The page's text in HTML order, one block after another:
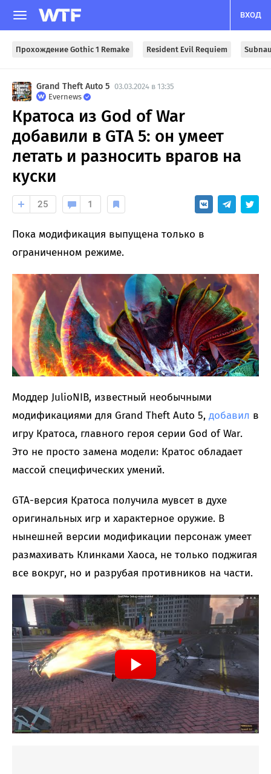
ВХОД
Прохождение Gothic 1 Remake Resident Evil Requiem
Grand Theft Auto 5 03.03.2024 в 13:35
Evernews
Кратоса из God of War
добавили в GTA 5: он умеет
летать и разносить врагов на
куски
25 1
Пока модификация выпущена только в
ограниченном режиме.
Моддер JulioNIB, известный необычными
модификациями для Grand Theft Auto 5, добавил в
игру Кратоса, главного героя серии God of War.
Это не просто замена модели: Кратос обладает
массой специфических умений.
GTA-версия Кратоса получила мувсет в духе
оригинальных игр и характерное оружие. В
нынешней версии модификации персонаж умеет
размахивать Клинками Хаоса, не только поджигая
все вокруг, но и разрубая противников на части.